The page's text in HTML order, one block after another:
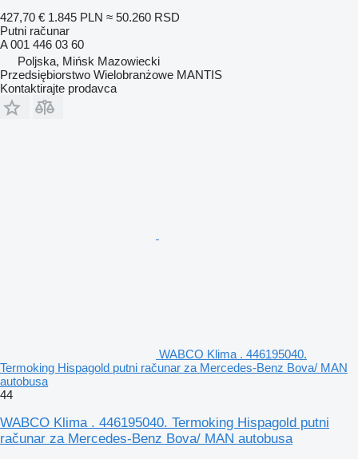
427,70 € 1.845 PLN ≈ 50.260 RSD
Putni računar
A 001 446 03 60
Poljska, Mińsk Mazowiecki
Przedsiębiorstwo Wielobranżowe MANTIS
Kontaktirajte prodavca
WABCO Klima . 446195040.
Termoking Hispagold putni računar za Mercedes-Benz Bova/ MAN
autobusa
44
WABCO Klima . 446195040. Termoking Hispagold putni
računar za Mercedes-Benz Bova/ MAN autobusa